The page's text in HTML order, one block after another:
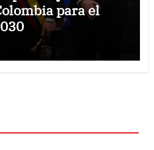
para el